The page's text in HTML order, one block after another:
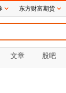
文章 股吧
东方财富期货